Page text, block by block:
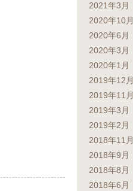
2021年3月
2020年10月
2020年6月
2020年3月
2020年1月
2019年12月
2019年11月
2019年3月
2019年2月
2018年11月
2018年9月
2018年8月
2018年6月